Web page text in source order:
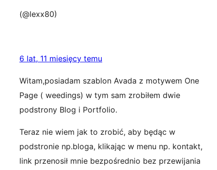
(@lexx80)
6 lat, 11 miesięcy temu
Witam,posiadam szablon Avada z motywem One
Page ( weedings) w tym sam zrobiłem dwie
podstrony Blog i Portfolio.
Teraz nie wiem jak to zrobić, aby będąc w
podstronie np.bloga, klikając w menu np. kontakt,
link przenosił mnie bezpośrednio bez przewijania